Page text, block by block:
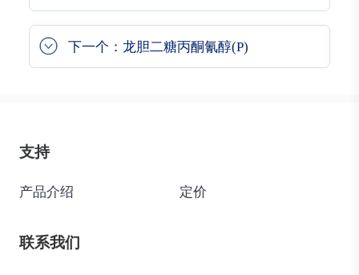
下一个：龙胆二糖丙酮氰醇(P)
支持
产品介绍 定价
联系我们